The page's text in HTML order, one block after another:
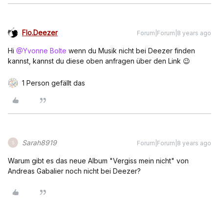
Flo.Deezer Forum|Forum|8 years ago
Hi @Yvonne Bolte wenn du Musik nicht bei Deezer finden
kannst, kannst du diese oben anfragen über den Link 😉
1 Person gefällt das
S Sarah8919 Forum|Forum|8 years ago
Warum gibt es das neue Album "Vergiss mein nicht" von
Andreas Gabalier noch nicht bei Deezer?